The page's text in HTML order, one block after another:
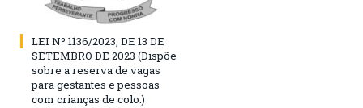
LEI Nº 1136/2023, DE 13 DE
SETEMBRO DE 2023 (Dispõe
sobre a reserva de vagas
para gestantes e pessoas
com crianças de colo.)